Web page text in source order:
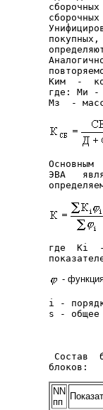
Ким  -
где: Ми -
Основным
ЭВА
где  Кi  -
-
i -
Состав
NN
пп